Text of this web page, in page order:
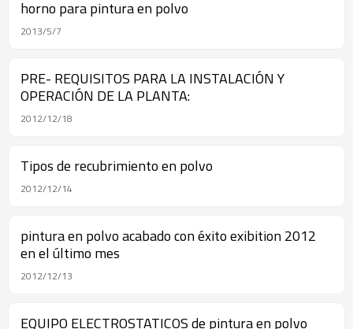
horno para pintura en polvo
2013/5/7
PRE- REQUISITOS PARA LA INSTALACIÓN Y
OPERACIÓN DE LA PLANTA:
2012/12/18
Tipos de recubrimiento en polvo
2012/12/14
pintura en polvo acabado con éxito exibition 2012
en el último mes
2012/12/13
EQUIPO ELECTROSTATICOS de pintura en polvo